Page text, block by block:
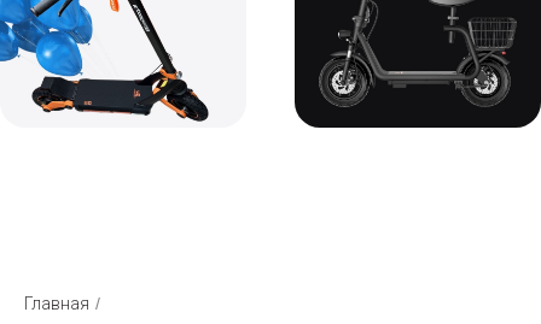
Главная /